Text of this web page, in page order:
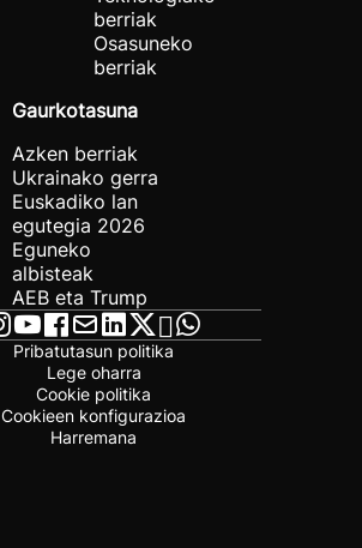
berriak
Osasuneko
berriak
Gaurkotasuna
Azken berriak
Ukrainako gerra
Euskadiko lan
egutegia 2026
Eguneko
albisteak
AEB eta Trump
Pribatutasun politika
Lege oharra
Cookie politika
Cookieen konfigurazioa
Harremana